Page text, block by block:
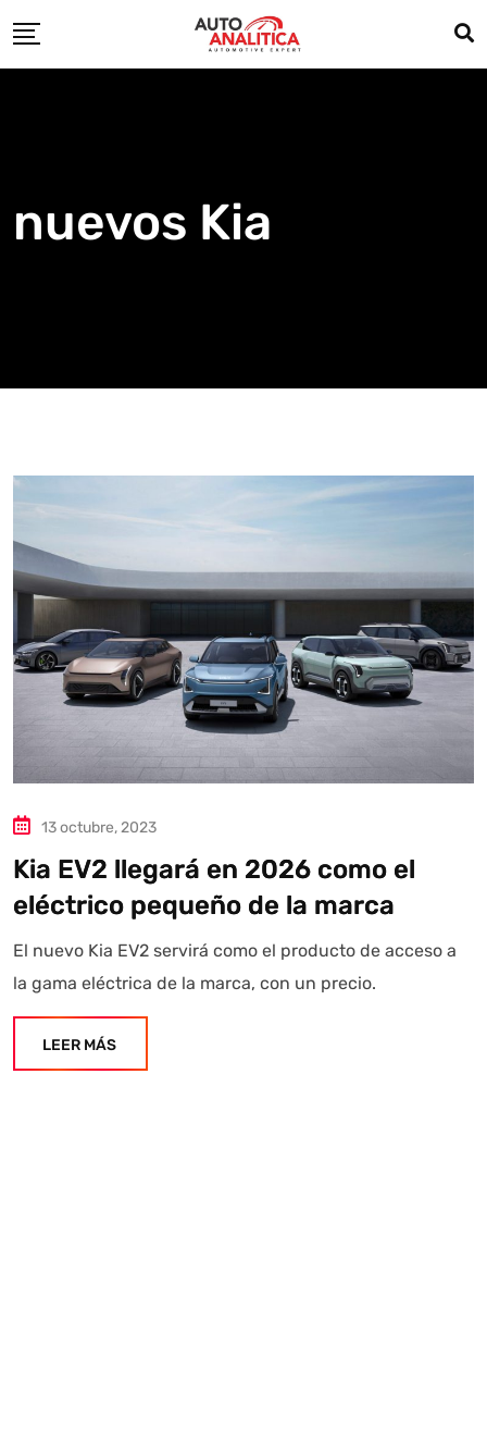
to
nuevos Kia
13 octubre, 2023
Kia EV2 llegará en 2026 como el
eléctrico pequeño de la marca
El nuevo Kia EV2 servirá como el producto de acceso a
la gama eléctrica de la marca, con un precio.
LEER MÁS
Autoanalítica IA Agente Inteligente
Estoy aquí para encontrar lo que necesitas. ¿Qué estás
buscando? "Este asistente con IA (OpenAI) ofrece
información referencial que puede contener errores.
Asistente con IA en desarrollo. Autoanalítica optimiza
diariamente su exactitud."